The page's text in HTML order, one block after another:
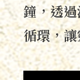
鐘，透
循環，